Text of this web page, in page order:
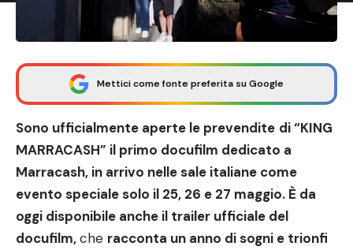
Mettici come fonte preferita su Google
Sono ufficialmente aperte le prevendite di “KING
MARRACASH” il primo docufilm dedicato a
Marracash, in arrivo nelle sale italiane come
evento speciale solo il 25, 26 e 27 maggio. È da
oggi disponibile anche il trailer ufficiale del
docufilm,che racconta un anno di sogni e trionfi